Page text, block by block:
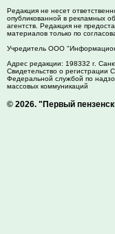
Редакция не несет
опубликованной в рекламных
агентств. Редакция не
материалов только по
Учредитель ООО
Адрес редакции: 198332 г.
Свидетельство о
Федеральной службой по
массовых коммуникаций
© 2026. "Первый